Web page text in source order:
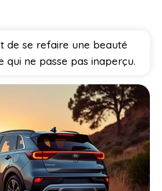
de se refaire une beauté
qui ne passe pas inaperçu.